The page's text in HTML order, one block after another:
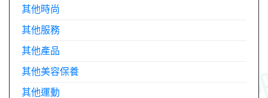
其他時尚
其他服務
其他產品
其他美容保養
其他運動